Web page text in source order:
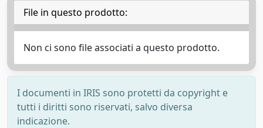
File in questo prodotto:
Non ci sono file associati a questo prodotto.
I documenti in IRIS sono protetti da copyright e
tutti i diritti sono riservati, salvo diversa
indicazione.